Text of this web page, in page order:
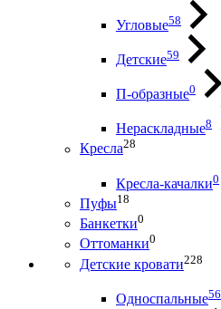
Угловые58
Детские59
П-образные0
Нераскладные8
Кресла28
Кресла-качалки0
Пуфы18
Банкетки0
Оттоманки0
Детские кровати228
Односпальные56